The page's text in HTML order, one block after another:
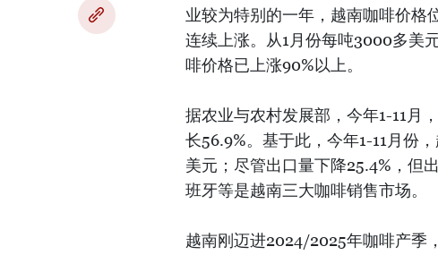
业较为特别的一年，越南咖啡价格
连续上涨。从1月份每吨3000多美
啡价格已上涨90%以上。
据农业与农村发展部，今年1-11月
长56.9%。基于此，今年1-11月份
美元；尽管出口量下降25.4%，但
班牙等是越南三大咖啡销售市场。
越南刚迈进2024/2025年咖啡产季